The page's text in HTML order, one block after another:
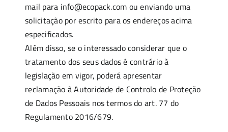
mail para info@ecopack.com ou enviando uma
solicitação por escrito para os endereços acima
especificados.
Além disso, se o interessado considerar que o
tratamento dos seus dados é contrário à
legislação em vigor, poderá apresentar
reclamação à Autoridade de Controlo de Proteção
de Dados Pessoais nos termos do art. 77 do
Regulamento 2016/679.